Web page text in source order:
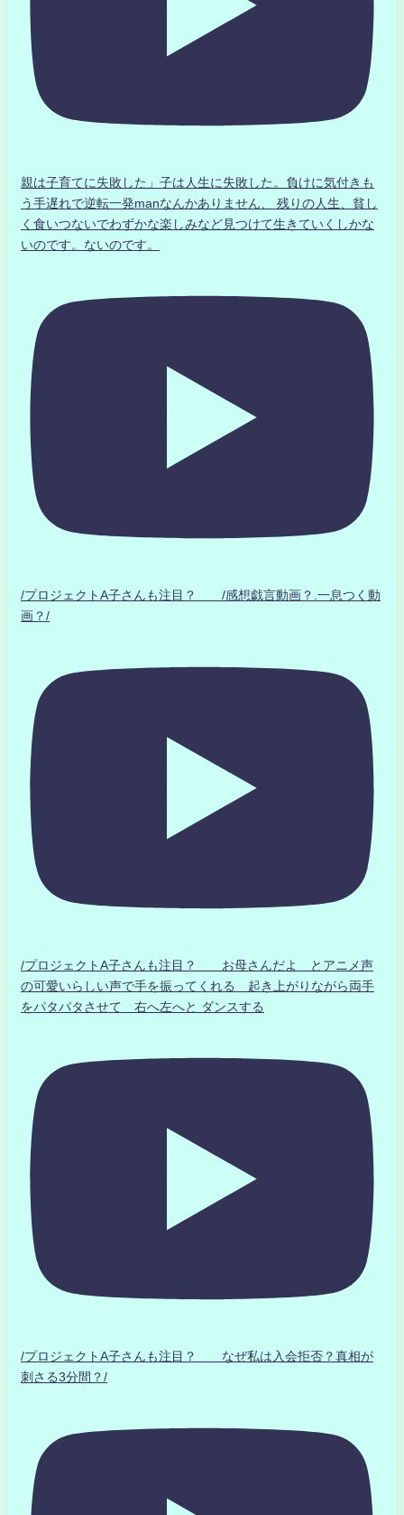
親は子育てに失敗した」子は人生に失敗した。負けに気付きも
う手遅れで逆転一発manなんかありません、 残りの人生、貧し
く食いつないでわずかな楽しみなど見つけて生きていくしかな
いのです。ないのです。
/プロジェクトA子さんも注目？ /感想戯言動画？.一息つく動
画？/
/プロジェクトA子さんも注目？ お母さんだよ とアニメ声
の可愛いらしい声で手を振ってくれる 起き上がりながら両手
をパタパタさせて 右へ左へと ダンスする
/プロジェクトA子さんも注目？ なぜ私は入会拒否？真相が
刺さる3分間？/